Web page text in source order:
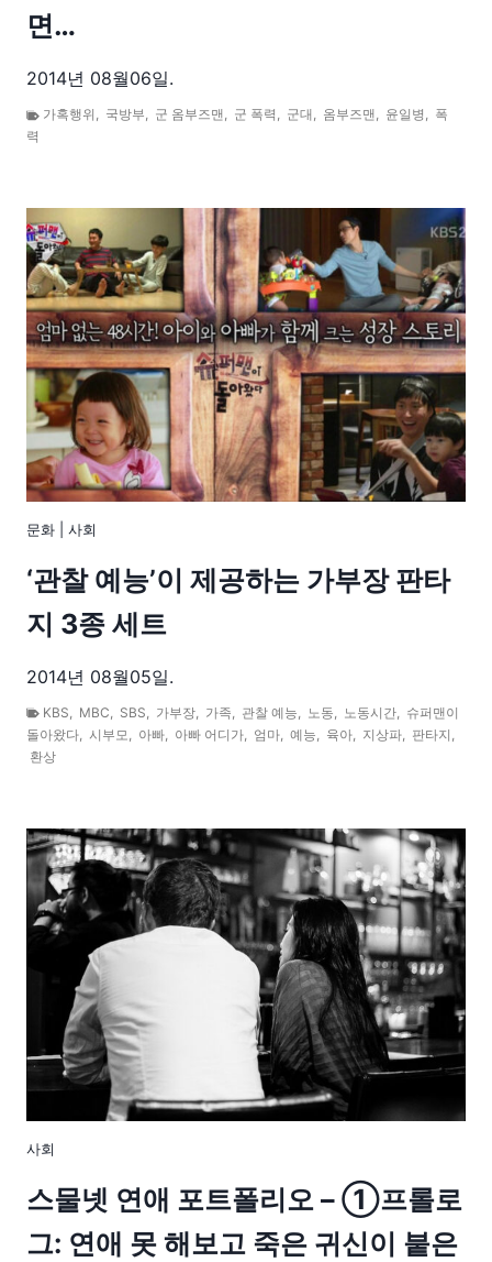
면…
2014년 08월06일.
가혹행위 , 국방부, 군 옴부즈맨, 군 폭력 , 군대, 옴부즈맨, 윤일병 , 폭
력
문화 사회
‘관찰 예능’이 제공하는 가부장 판타
지 3종 세트
2014년 08월05일.
KBS MBC SBS 가부장 가족 관찰 예능 노동 노동시간
슈퍼맨이
돌아왔다
시부모 아빠 아빠 어디가 엄마 예능 육아 지상파 판타지
환상
사회
스물넷 연애 포트폴리오 – ①프롤로
그: 연애 못 해보고 죽은 귀신이 붙은